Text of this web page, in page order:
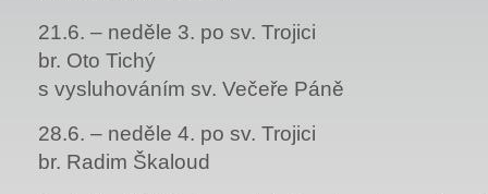
21.6. – neděle 3. po sv. Trojici
br. Oto Tichý
s vysluhováním sv. Večeře Páně
28.6. – neděle 4. po sv. Trojici
br. Radim Škaloud